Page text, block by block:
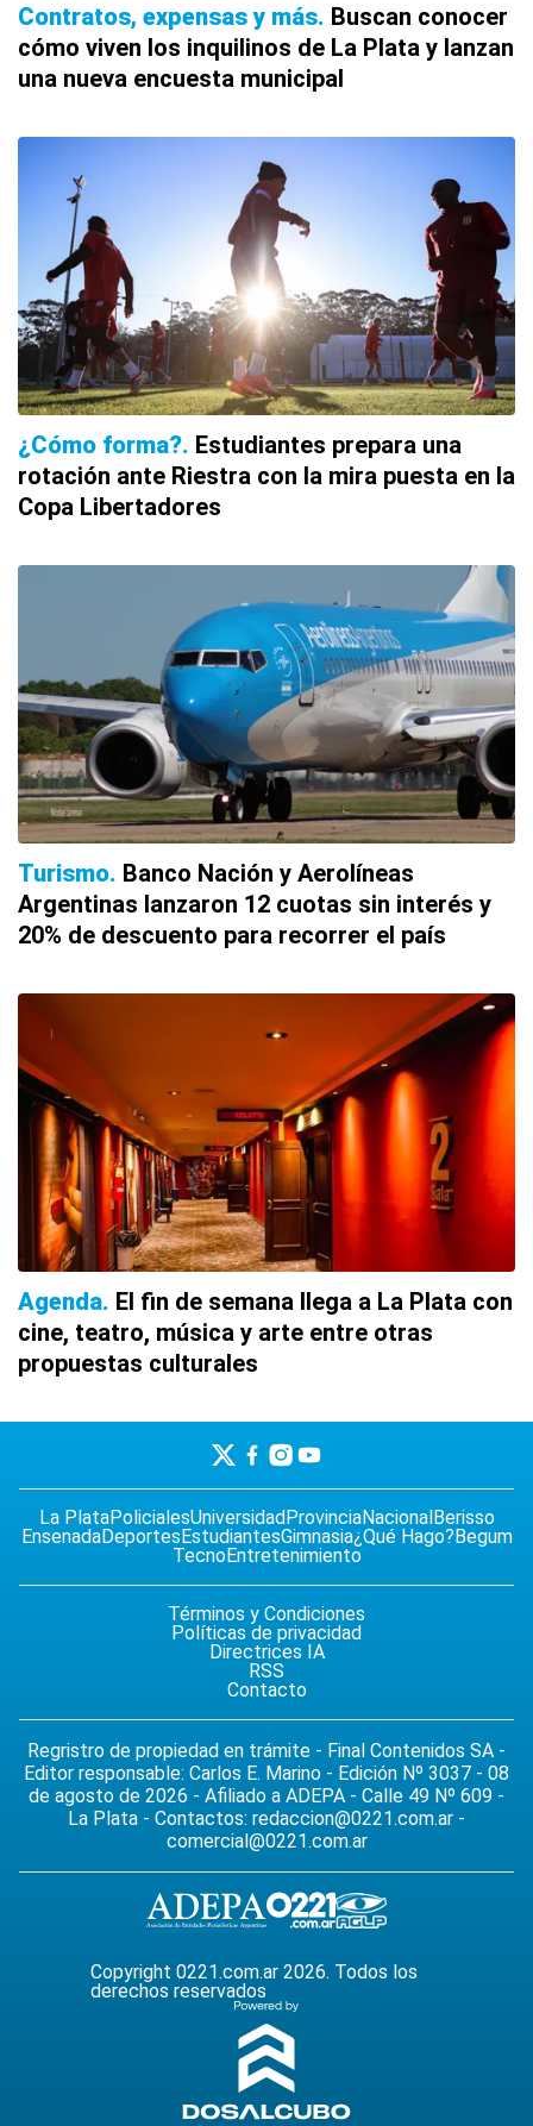
Contratos, expensas y más Buscan conocer
cómo viven los inquilinos de La Plata y lanzan
una nueva encuesta municipal
¿Cómo forma? Estudiantes prepara una
rotación ante Riestra con la mira puesta en la
Copa Libertadores
Turismo Banco Nación y Aerolíneas
Argentinas lanzaron 12 cuotas sin interés y
20% de descuento para recorrer el país
Agenda El fin de semana llega a La Plata con
cine, teatro, música y arte entre otras
propuestas culturales
La PlataPolicialesUniversidad ProvinciaNacional Berisso
EnsenadaDeportes EstudiantesGimnasia¿Qué Hago? Begum
TecnoEntretenimiento
Términos y Condiciones
Políticas de privacidad
Directrices IA
RSS
Contacto
Regristro de propiedad en trámite - Final Contenidos SA -
Editor responsable: Carlos E. Marino - Edición Nº 3037 - 08
de agosto de 2026 - Afiliado a ADEPA - Calle 49 Nº 609 -
La Plata - Contactos: redaccion@0221.com.ar -
comercial@0221.com.ar
Copyright 0221.com.ar 2026. Todos los
derechos reservados